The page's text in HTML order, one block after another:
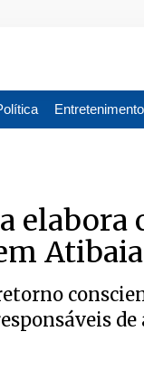
Entretenimento
elabora
Atibaia